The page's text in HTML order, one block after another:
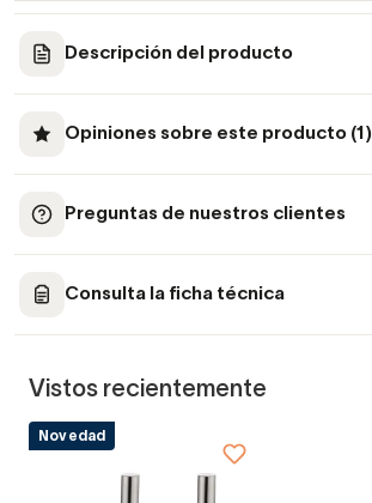
Descripción del producto
Opiniones sobre este producto (1)
Preguntas de nuestros clientes
Consulta la ficha técnica
Vistos recientemente
Novedad